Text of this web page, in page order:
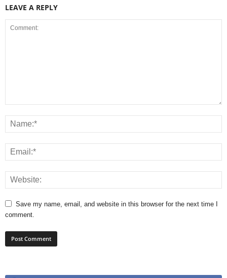
LEAVE A REPLY
Save my name, email, and website in this browser for the next time I
comment.